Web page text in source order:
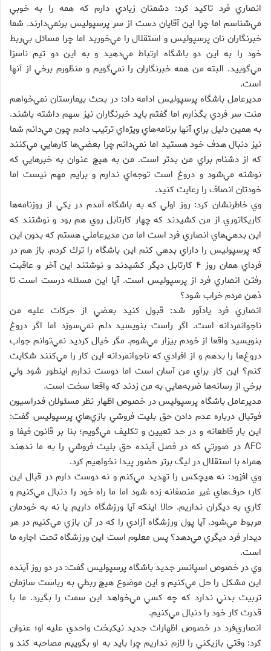
انصاري فرد تاكيد كرد: دشمنان زيادي دارم كه همه را به خوبي
مي‌شناسم اما چرا اين آقايان دست از سر پرسپوليس برنمي‌دارند. شما
خبرنگاران نان پرسپوليس و استقلال را مي‌خوريد اما چرا مسائل بي‌ربط
خود را به اين دو باشگاه ارتباط مي‌دهيد و به اين دو تيم ناسزا
مي‌گوييد. البته من همه خبرنگاران را نمي‌گويم و منظورم برخي از آنها
است.
مديرعامل باشگاه پرسپوليس ادامه داد: در بحث بيمارستان نمي‌خواهم
منت سر فردي بگذارم اما گفتم بايد خبرنگاران نيز سهم داشته باشند.
به همين دليل براي آنها برنامه‌هاي ويژه‌اي ترتيب دادم چون مي‌دانم شما
نيز دنبال هدف‌ خود هستيد اما نمي‌دانم چرا بعضي‌ها كارهايي مي‌كنند
كه از دشنام براي من بدتر است. من به هيچ عنوان به خبرهايي كه
نوشته مي‌شود و دروغ است توجه‌اي ندارم و برايم مهم نيست اما
خودتان انصاف را رعايت كنيد.
وي خاطرنشان كرد: روز اولي كه به باشگاه آمدم در يكي از روزنامه‌ها
كاريكاتوري از من كشيدند كه چهار كارتابل روي هم بود و نوشتند كه
اين بدهي‌هاي انصاري فرد است اما من مديرعاملي هستم كه بدون اين
كه پرسپوليس را داراي بدهي كنم اين باشگاه را ترك كردم. باز هم در
فرداي همان روز ۴ كارتابل ديگر كشيدند و نوشتند اين آخر و عاقبت
رفتن انصاري فرد از پرسپوليس است. آيا اين مسئله درست است تا
ذهن مردم خراب شود؟
انصاري فرد يادآور شد: قبول كنيد بعضي از حركات عليه من
ناجوانمردانه است. اگر راست بنويسيد دلم نمي‌سوزد اما اگر دروغ
بنويسيد واقعا از خودم بيزار مي‌شوم. مگر خيال كرديد نمي‌توانم جواب
دروغ‌ها را بدهم و از افرادي كه ناجوانمردانه اين كار را مي‌كنند شكايت
كنم؟ اين كار براي من آسان است اما دوست ندارم اينطور شود ولي
برخي از رسانه‌ها ضربه‌هايي به من زدند كه واقعا سخت است.
مديرعامل باشگاه پرسپوليس در خصوص اظهار نظر مسئولان فدراسيون
فوتبال درباره عدم دادن حق بليت فروشي بازي‌هاي پرسپوليس گفت:
اين بار قاطعانه و در حد تعيين و تكليف مي‌گويم؛ بنا بر قانون فيفا و
AFC در صورتي كه در فصل آينده حق بليت فروشي را به ما ندهند
همراه با استقلال در ليگ برتر حضور پيدا نخواهيم كرد.
وي افزود: نه هيچكس را تهديد مي‌كنم و نه دوست دارم در قبال اين
كار؛ حرف‌هاي غير منصفانه زده شود اما ما راه خود را دنبال مي‌كنيم و
كاري به ديگران نداريم. حالا اينكه آيا ورزشگاه داريم يا نه به خودمان
مربوط مي‌شود. آيا پول ورزشگاه آزادي را كه در آن بازي مي‌كنيم در هر
ديدار فرد ديگري مي‌دهد؟ پس معلوم است اين ورزشگاه تحت اجاره ما
است.
وي در خصوص اسپانسر جديد باشگاه پرسپوليس گفت: در دو روز آينده
اين مشكل را حل مي‌كنيم و اين موضوع هيچ ربطي به رياست سازمان
تربيت بدني ندارد كه چه كسي مي‌خواهد اين سمت را بگيرد. ما با
قدرت كار خود را دنبال مي‌كنيم.
انصاري‌فرد در خصوص اظهارات جديد نيكبخت واحدي عليه او؛ عنوان
كرد: وقتي بازيكني را لازم نداريم چرا بايد به او بگوييم مصاحبه كند و